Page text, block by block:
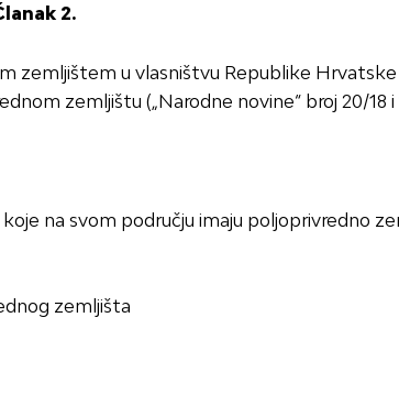
2.
zemljištem u vlasništvu Republike
zemljištu („Narodne novine“ broj 20/18 i
na svom području imaju poljoprivredno
zemljišta